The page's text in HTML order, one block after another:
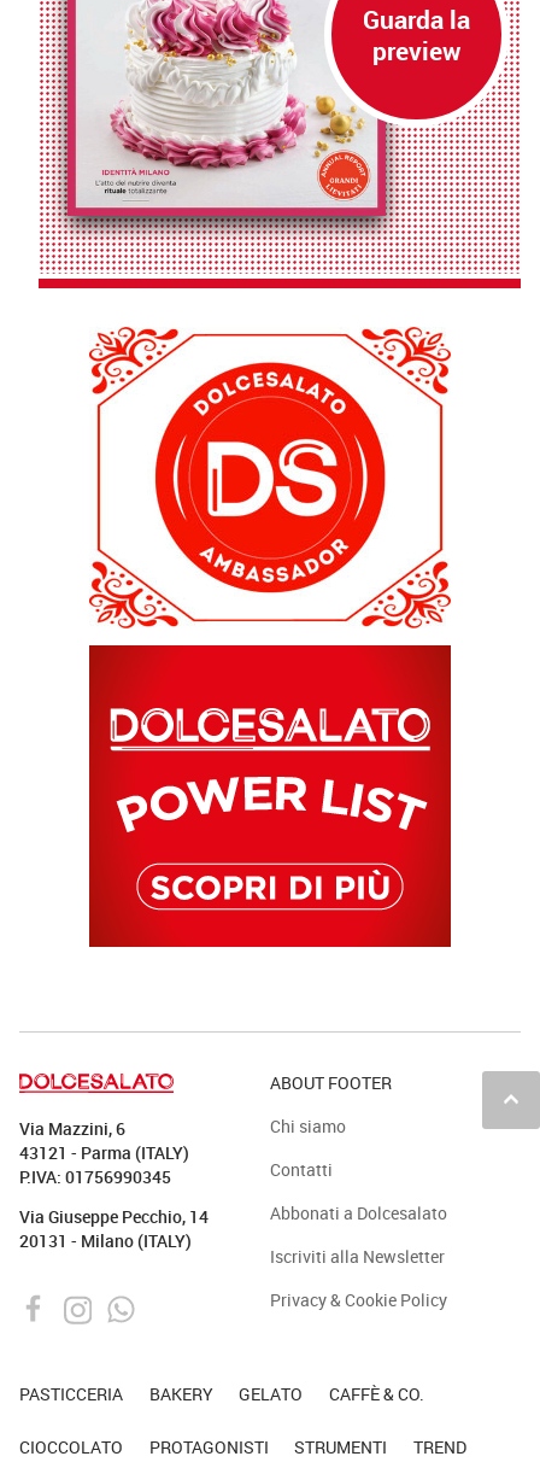
keyboard_arrow_up
Via Mazzini, 6
43121 - Parma (ITALY)
P.IVA: 01756990345
Via Giuseppe Pecchio, 14
20131 - Milano (ITALY)
ABOUT FOOTER
Chi siamo
Contatti
Abbonati a Dolcesalato
Iscriviti alla Newsletter
Privacy & Cookie Policy
PASTICCERIA BAKERY GELATO CAFFÈ & CO.
CIOCCOLATO PROTAGONISTI STRUMENTI TREND